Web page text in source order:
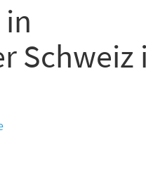
Schweiz